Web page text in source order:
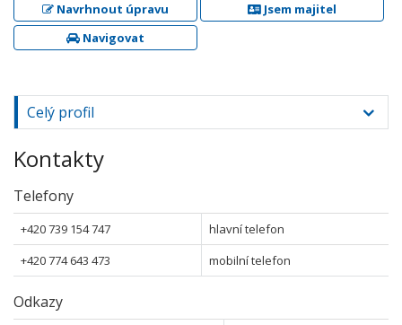
Navrhnout úpravu
Jsem majitel
Navigovat
Celý profil
Kontakty
Telefony
+420 739 154 747
hlavní telefon
+420 774 643 473
mobilní telefon
Odkazy